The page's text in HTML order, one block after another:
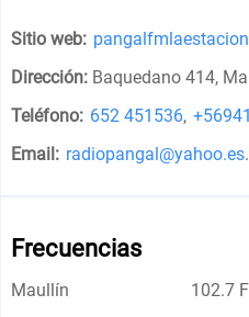
Sitio web:
Dirección: Baquedano 414,
Teléfono: 652 451536,
Email: radiopangal@yahoo.es.
Frecuencias
Maullín 102.7